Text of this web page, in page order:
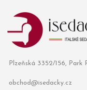
Plzeňská 3352/156, Park
obchod@isedacky.cz